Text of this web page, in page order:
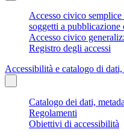
Accesso civico
soggetti a pubblicazione
Accesso civico
Registro degli accessi
Accessibilità e catalogo di
Catalogo dei dati,
Regolamenti
Obiettivi di accessibilità